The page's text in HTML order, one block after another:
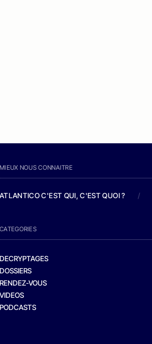
MIEUX NOUS CONNAITRE
ATLANTICO C'EST QUI, C'EST QUOI ? /
CATEGORIES
DECRYPTAGES
DOSSIERS
RENDEZ-VOUS
VIDEOS
PODCASTS